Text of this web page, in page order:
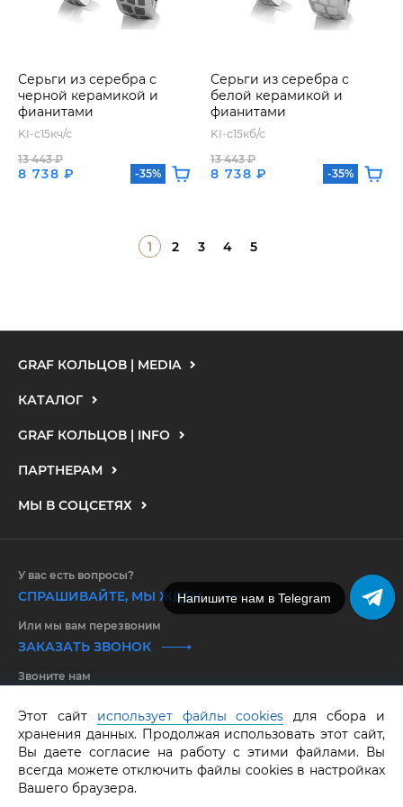
Серьги из серебра с
черной керамикой и
фианитами
KI-с15кч/с
8 738 ₽
13 443 ₽
-35%
Серьги из серебра с
белой керамикой и
фианитами
KI-с15кб/с
8 738 ₽
13 443 ₽
-35%
1 2 3 4 5
GRAF КОЛЬЦОВ | MEDIA
КАТАЛОГ
GRAF КОЛЬЦОВ | INFO
ПАРТНЕРАМ
МЫ В СОЦСЕТЯХ
GRAF КОЛЬЦОВ. Все права защищены.
У вас есть вопросы?
СПРАШИВАЙТЕ, МЫ ЖДЕМ
Или мы вам перезвоним
ЗАКАЗАТЬ ЗВОНОК
Звоните нам
Этот сайт использует файлы cookies для сбора и
хранения данных. Продолжая использовать этот сайт,
Вы даете согласие на работу с этими файлами. Вы
всегда можете отключить файлы cookies в настройках
Вашего браузера.
Напишите нам в Telegram